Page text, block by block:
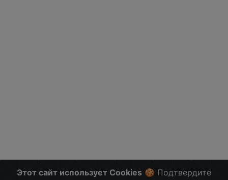
Этот сайт использует Cookies 🍪 Подтвердите